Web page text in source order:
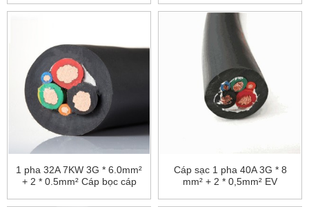
1 pha 32A 7KW 3G * 6.0mm²
+ 2 * 0.5mm² Cáp bọc cáp
Cáp sạc 1 pha 40A 3G * 8
mm² + 2 * 0,5mm² EV